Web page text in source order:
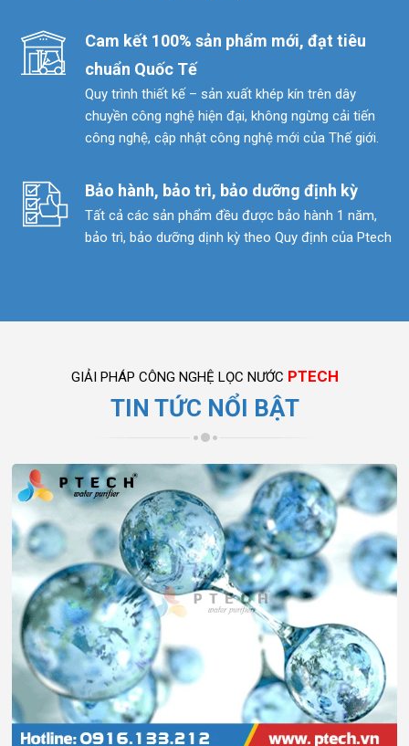
Cam kết 100% sản phẩm mới, đạt tiêu
chuẩn Quốc Tế
Quy trình thiết kế – sản xuất khép kín trên dây
chuyền công nghệ hiện đại, không ngừng cải tiến
công nghệ, cập nhật công nghệ mới của Thế giới.
Bảo hành, bảo trì, bảo dưỡng định kỳ
Tất cả các sản phẩm đều được bảo hành 1 năm,
bảo trì, bảo dưỡng dịnh kỳ theo Quy định của Ptech
GIẢI PHÁP CÔNG NGHỆ LỌC NƯỚC PTECH
TIN TỨC NỔI BẬT